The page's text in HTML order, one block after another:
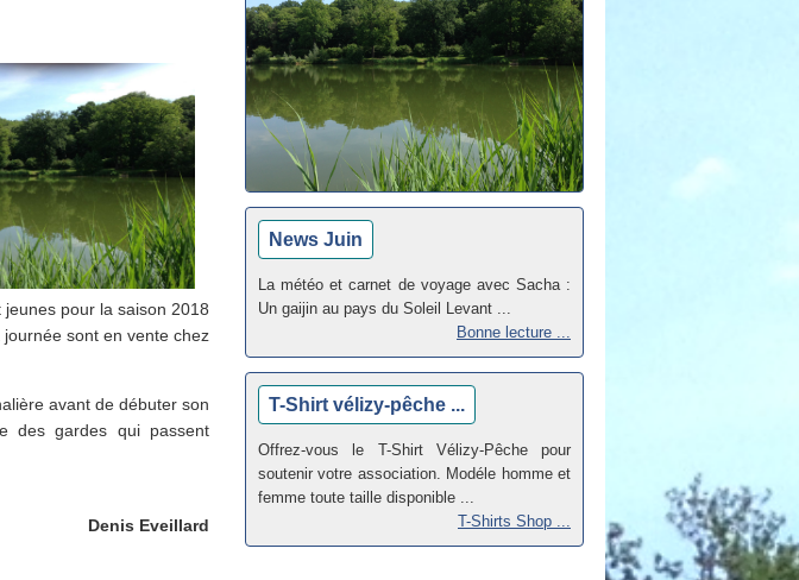
pour la saison 2018
sont en vente chez
avant de débuter son
des gardes qui passent
Denis Eveillard
News Juin
La météo et carnet de voyage avec Sacha :
Un gaijin au pays du Soleil Levant ...
Bonne lecture ...
T-Shirt vélizy-pêche ...
Offrez-vous le T-Shirt Vélizy-Pêche pour
soutenir votre association. Modéle homme et
femme toute taille disponible ...
T-Shirts Shop ...